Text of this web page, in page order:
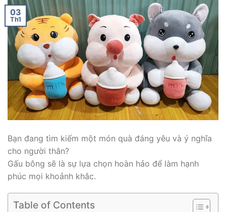
03
Th1
Bạn đang tìm kiếm một món quà đáng yêu và ý nghĩa
cho người thân?
Gấu bông sẽ là sự lựa chọn hoàn hảo để làm hạnh
phúc mọi khoảnh khắc.
Table of Contents